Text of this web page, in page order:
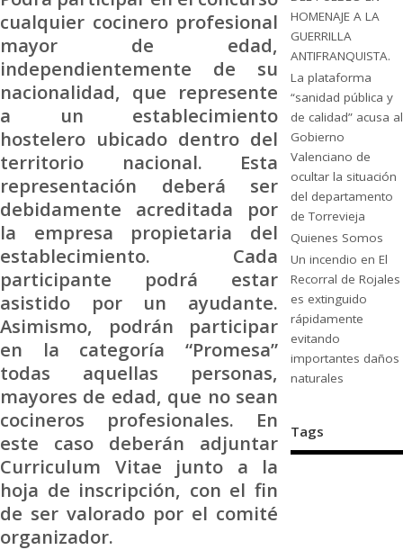
cualquier cocinero profesional
mayor de edad,
independientemente de su
nacionalidad, que represente
a un establecimiento
hostelero ubicado dentro del
territorio nacional. Esta
representación deberá ser
debidamente acreditada por
la empresa propietaria del
establecimiento. Cada
participante podrá estar
asistido por un ayudante.
Asimismo, podrán participar
en la categoría “Promesa”
todas aquellas personas,
mayores de edad, que no sean
cocineros profesionales. En
este caso deberán adjuntar
Curriculum Vitae junto a la
hoja de inscripción, con el fin
de ser valorado por el comité
organizador.
HOMENAJE A LA
GUERRILLA
ANTIFRANQUISTA.
La plataforma
“sanidad pública y
de calidad” acusa al
Gobierno
Valenciano de
ocultar la situación
del departamento
de Torrevieja
Quienes Somos
Un incendio en El
Recorral de Rojales
es extinguido
rápidamente
evitando
importantes daños
naturales
Tags